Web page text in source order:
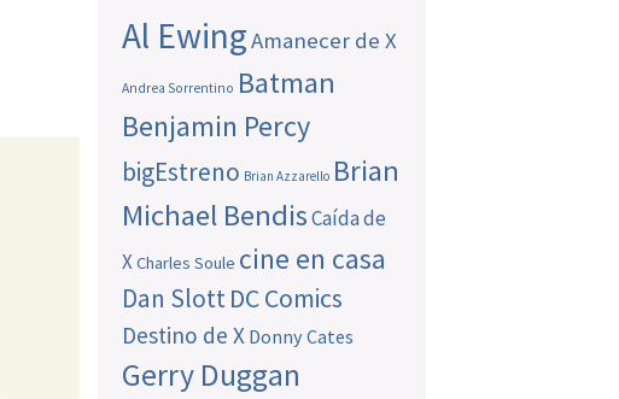
Al EwingAmanecer de X
Andrea Sorrentino Batman
Benjamin Percy
bigEstreno Brian Azzarello Brian
Michael BendisCaída de
XCharles Soule cine en casa
Dan SlottDC Comics
Destino de X Donny Cates
Gerry Duggan